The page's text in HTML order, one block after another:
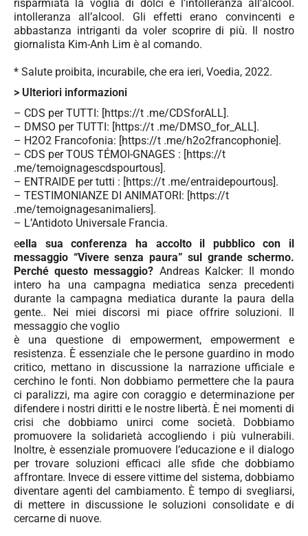
risparmiata la voglia di dolci e l’intolleranza all’alcool.
intolleranza all’alcool. Gli effetti erano convincenti e
abbastanza intriganti da voler scoprire di più. Il nostro
giornalista Kim-Anh Lim è al comando.
* Salute proibita, incurabile, che era ieri, Voedia, 2022.
> Ulteriori informazioni
– CDS per TUTTI: [https://t .me/CDSforALL].
– DMSO per TUTTI: [https://t .me/DMSO_for_ALL].
– H2O2 Francofonia: [https://t .me/h2o2francophonie].
– CDS per TOUS TÉMOI-GNAGES : [https://t
.me/temoignagescdspourtous].
– ENTRAIDE per tutti : [https://t .me/entraidepourtous].
– TESTIMONIANZE DI ANIMATORI: [https://t
.me/temoignagesanimaliers].
– L’Antidoto Universale Francia.
eella sua conferenza ha accolto il pubblico con il
messaggio “Vivere senza paura” sul grande schermo.
Perché questo messaggio? Andreas Kalcker: Il mondo
intero ha una campagna mediatica senza precedenti
durante la campagna mediatica durante la paura della
gente.. Nei miei discorsi mi piace offrire soluzioni. Il
messaggio che voglio
è una questione di empowerment, empowerment e
resistenza. È essenziale che le persone guardino in modo
critico, mettano in discussione la narrazione ufficiale e
cerchino le fonti. Non dobbiamo permettere che la paura
ci paralizzi, ma agire con coraggio e determinazione per
difendere i nostri diritti e le nostre libertà. È nei momenti di
crisi che dobbiamo unirci come società. Dobbiamo
promuovere la solidarietà accogliendo i più vulnerabili.
Inoltre, è essenziale promuovere l’educazione e il dialogo
per trovare soluzioni efficaci alle sfide che dobbiamo
affrontare. Invece di essere vittime del sistema, dobbiamo
diventare agenti del cambiamento. È tempo di svegliarsi,
di mettere in discussione le soluzioni consolidate e di
cercarne di nuove.